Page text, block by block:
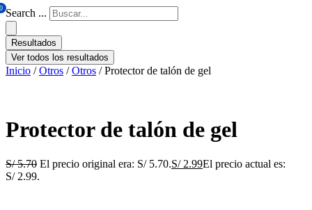
0 Search ...
Resultados
Ver todos los resultados
Inicio /Otros /Otros / Protector de talón de gel
Protector de talón de gel
S/5.70 El precio original era: S/ 5.70.S/2.99El precio actual es:
S/ 2.99.